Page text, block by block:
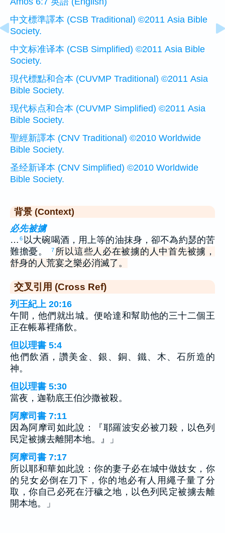
中文標準譯本 (CSB Traditional) ©2011 Asia Bible
Society.
中文标准译本 (CSB Simplified) ©2011 Asia Bible
Society.
現代標點和合本 (CUVMP Traditional) ©2011 Asia
Bible Society.
现代标点和合本 (CUVMP Simplified) ©2011 Asia
Bible Society.
聖經新譯本 (CNV Traditional) ©2010 Worldwide
Bible Society.
圣经新译本 (CNV Simplified) ©2010 Worldwide
Bible Society.
背景 (Context)
必先被擄
… 6 以大碗喝酒，用上等的油抹身，卻不為約瑟的苦
難擔憂。
7 所以這些人必在被擄的人中首先被擄，
舒身的人荒宴之樂必消滅了。
交叉引用 (Cross Ref)
列王紀上 20:16
午間，他們就出城。便哈達和幫助他的三十二個王
正在帳幕裡痛飲。
但以理書 5:4
他們飲酒，讚美金、銀、銅、鐵、木、石所造的
神。
但以理書 5:30
當夜，迦勒底王伯沙撒被殺。
阿摩司書 7:11
因為阿摩司如此說：『耶羅波安必被刀殺，以色列
民定被擄去離開本地。』」
阿摩司書 7:17
所以耶和華如此說：你的妻子必在城中做妓女，你
的兒女必倒在刀下，你的地必有人用繩子量了分
取，你自己必死在汙穢之地，以色列民定被擄去離
開本地。」